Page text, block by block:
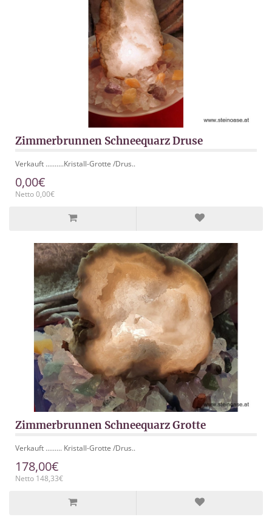
Zimmerbrunnen Schneequarz Druse
Verkauft ..........Kristall-Grotte /Drus..
0,00€
Netto 0,00€
Zimmerbrunnen Schneequarz Grotte
Verkauft ......... Kristall-Grotte /Drus..
178,00€
Netto 148,33€